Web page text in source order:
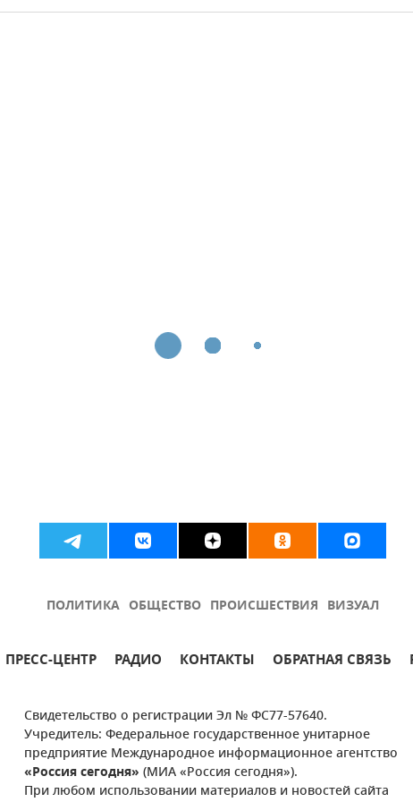
ПОЛИТИКА ОБЩЕСТВО ПРОИСШЕСТВИЯ ВИЗУАЛ
ПРЕСС-ЦЕНТР РАДИО КОНТАКТЫ ОБРАТНАЯ СВЯЗЬ
Свидетельство о регистрации Эл № ФС77-57640.
Учредитель: Федеральное государственное унитарное
предприятие Международное информационное агентство
«Россия сегодня» (МИА «Россия сегодня»).
При любом использовании материалов и новостей сайта